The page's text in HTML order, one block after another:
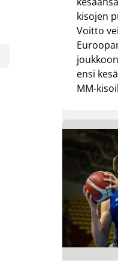
kisojen
Voitto
ensi
MM-